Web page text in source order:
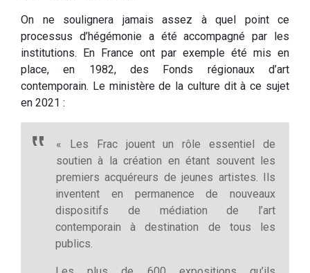
On ne soulignera jamais assez à quel point ce
processus d’hégémonie a été accompagné par les
institutions. En France ont par exemple été mis en
place, en 1982, des Fonds régionaux d’art
contemporain. Le ministère de la culture dit à ce sujet
en 2021 :
« Les Frac jouent un rôle essentiel de
soutien à la création en étant souvent les
premiers acquéreurs de jeunes artistes. Ils
inventent en permanence de nouveaux
dispositifs de médiation de l’art
contemporain à destination de tous les
publics.